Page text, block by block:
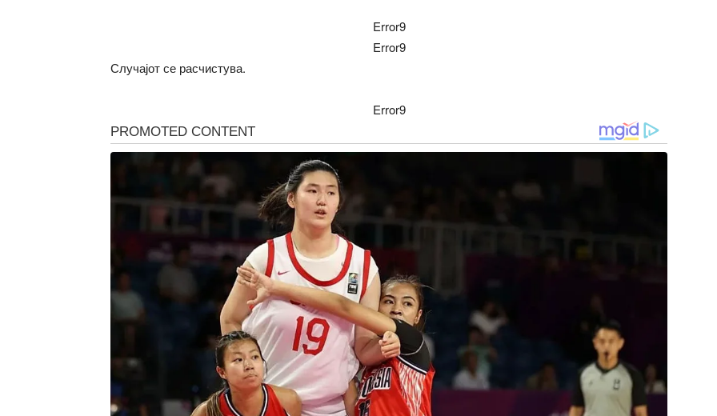
Error9
Error9
Случајот се расчистува.
Error9